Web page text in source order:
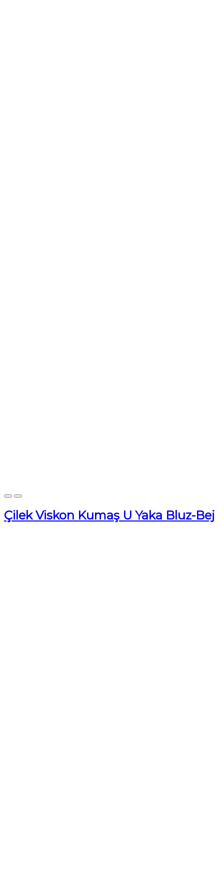
Çilek Viskon Kumaş U Yaka Bluz-Bej